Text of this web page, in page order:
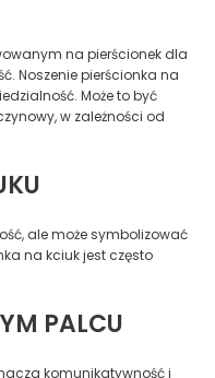
na pierścionek dla
Noszenie pierścionka na
Może to być
w zależności od
ale może symbolizować
na kciuk jest często
PALCU
komunikatywność i